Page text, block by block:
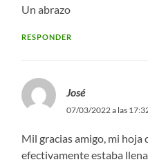
Un abrazo
RESPONDER
José
07/03/2022 a las
Mil gracias amigo, mi hoja
efectivamente estaba